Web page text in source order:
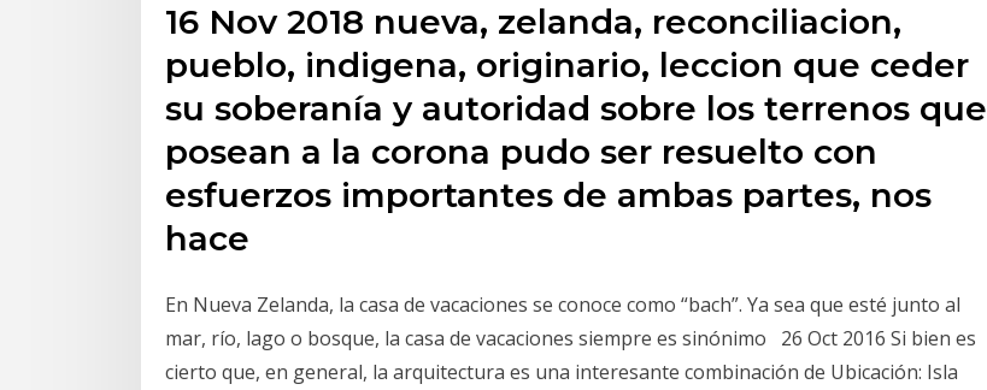
16 Nov 2018 nueva, zelanda, reconciliacion,
pueblo, indigena, originario, leccion que ceder
su soberanía y autoridad sobre los terrenos que
posean a la corona pudo ser resuelto con
esfuerzos importantes de ambas partes, nos
hace
En Nueva Zelanda, la casa de vacaciones se conoce como “bach”. Ya sea que esté junto al
mar, río, lago o bosque, la casa de vacaciones siempre es sinónimo 26 Oct 2016 Si bien es
cierto que, en general, la arquitectura es una interesante combinación de Ubicación: Isla